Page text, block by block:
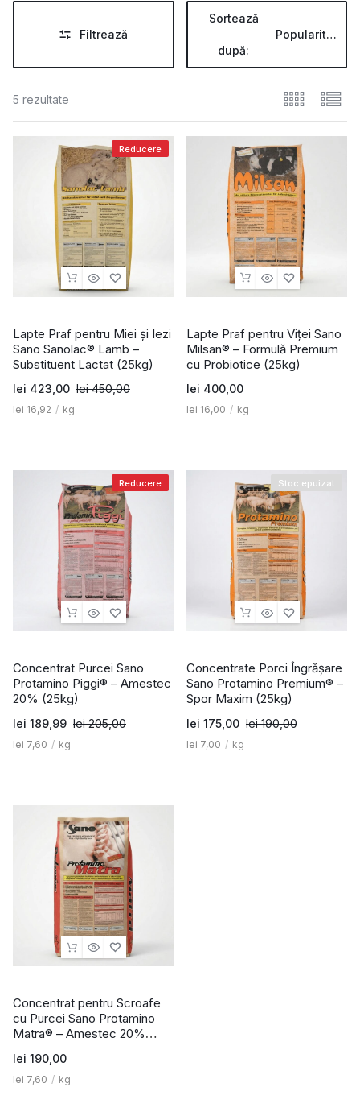
Filtrează
Sortează
după:
Popularitate
5 rezultate
Reducere
Lapte Praf pentru Miei și Iezi
Sano Sanolac® Lamb –
Substituent Lactat (25kg)
lei450,00
lei 423,00
lei 16,92 / kg
Lapte Praf pentru Viței Sano
Milsan® – Formulă Premium
cu Probiotice (25kg)
lei 400,00
lei 16,00 / kg
Reducere
Concentrat Purcei Sano
Protamino Piggi® – Amestec
20% (25kg)
lei205,00
lei 189,99
lei 7,60 / kg
Stoc epuizat
Concentrate Porci Îngrășare
Sano Protamino Premium® –
Spor Maxim (25kg)
lei190,00
lei 175,00
lei 7,00 / kg
Concentrat pentru Scroafe
cu Purcei Sano Protamino
Matra® – Amestec 20%
lei 190,00
lei 7,60 / kg